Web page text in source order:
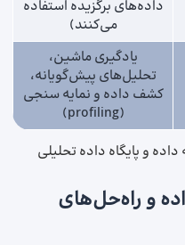
داده‌های برگزیده استفاده
می‌کنند)
یادگیری ماشین،
تحلیل‌های پیش‌گویانه،
کشف داده و نمایه سنجی
(profiling)
و پایگاه داده تحلیلی
و راه‌حل‌های